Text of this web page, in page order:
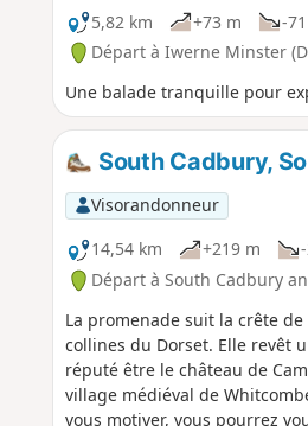
5,82 km
+73 m -
Départ à Iwerne Minster
Une balade tranquille pour
South Cadbury,
Visorandonneur
14,54 km
+219 m
Départ à South Cadbury
La promenade suit la crête
collines du Dorset. Elle revêt
réputé être le château de
village médiéval de
vous motiver, vous pourrez